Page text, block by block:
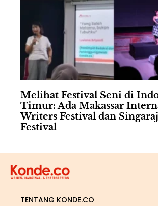
Melihat Festival Seni di
Timur: Ada Makassar
Writers Festival dan
Festival
TENTANG KONDE.CO